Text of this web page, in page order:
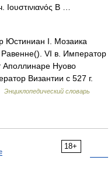
Β …
Юстиниан I. Мозаика
VI в. Император
Аполлинаре Нуово
Византии с 527 г.
Энциклопедический словарь
18+